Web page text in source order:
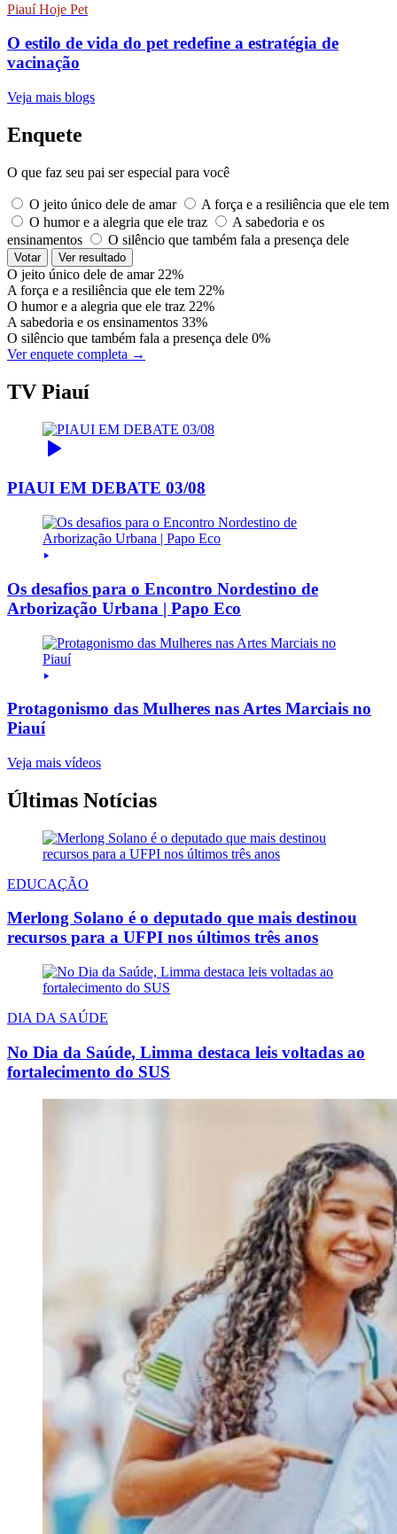
Piauí Hoje Pet
O estilo de vida do pet redefine a estratégia de
vacinação
Veja mais blogs
Enquete
O que faz seu pai ser especial para você
O jeito único dele de amar
A força e a resiliência que ele tem
O humor e a alegria que ele traz
A sabedoria e os
ensinamentos
O silêncio que também fala a presença dele
Votar Ver resultado
O jeito único dele de amar 22%
A força e a resiliência que ele tem 22%
O humor e a alegria que ele traz 22%
A sabedoria e os ensinamentos 33%
O silêncio que também fala a presença dele 0%
Ver enquete completa →
TV Piauí
PIAUI EM DEBATE 03/08
Os desafios para o Encontro Nordestino de
Arborização Urbana | Papo Eco
Protagonismo das Mulheres nas Artes Marciais no
Piauí
Veja mais vídeos
Últimas Notícias
EDUCAÇÃO
Merlong Solano é o deputado que mais destinou
recursos para a UFPI nos últimos três anos
DIA DA SAÚDE
No Dia da Saúde, Limma destaca leis voltadas ao
fortalecimento do SUS